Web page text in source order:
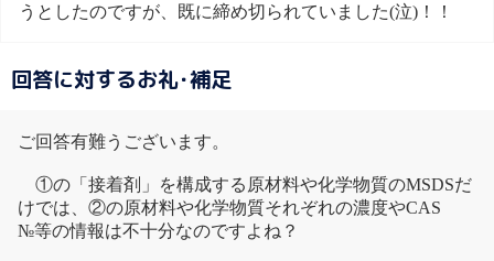
うとしたのですが、既に締め切られていました(泣)！！
回答に対するお礼･補足
ご回答有難うございます。
①の「接着剤」を構成する原材料や化学物質のMSDSだ
けでは、②の原材料や化学物質それぞれの濃度やCAS
№等の情報は不十分なのですよね？